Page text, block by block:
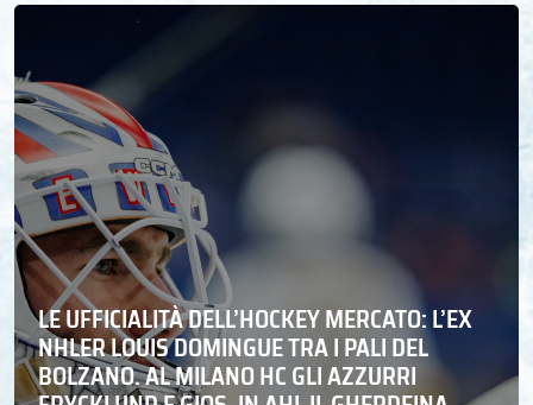
LE UFFICIALITÀ DELL’HOCKEY MERCATO: L’EX
NHLER LOUIS DOMINGUE TRA I PALI DEL
BOLZANO. AL MILANO HC GLI AZZURRI